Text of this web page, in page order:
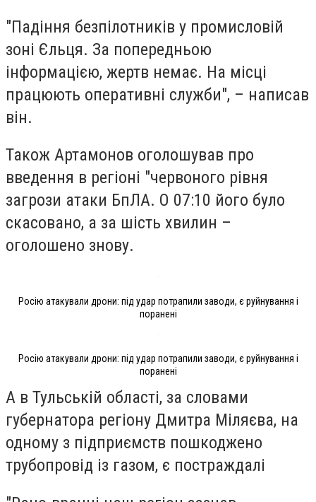
"Падіння безпілотників у промисловій
зоні Єльця. За попередньою
інформацією, жертв немає. На місці
працюють оперативні служби", – написав
він.
Також Артамонов оголошував про
введення в регіоні "червоного рівня
загрози атаки БпЛА. О 07:10 його було
скасовано, а за шість хвилин –
оголошено знову.
Росію атакували дрони: під удар потрапили заводи, є руйнування і
поранені
Росію атакували дрони: під удар потрапили заводи, є руйнування і
поранені
А в Тульській області, за словами
губернатора регіону Дмитра Міляєва, на
одному з підприємств пошкоджено
трубопровід із газом, є постраждалі